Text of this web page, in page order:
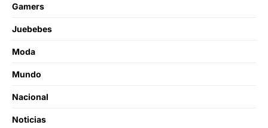
Gamers
Juebebes
Moda
Mundo
Nacional
Noticias